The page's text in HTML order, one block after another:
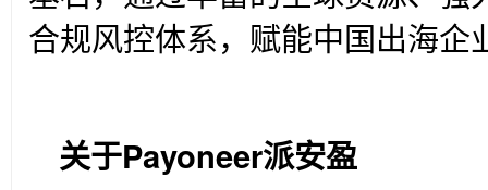
合规风控体系，赋能中国出海企
关于Payoneer派安盈